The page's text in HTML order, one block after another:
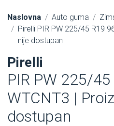
Naslovna Auto guma
Pirelli PIR PW 225/45 R19
nije dostupan
Pirelli
PIR PW 225/
WTCNT3 |
dostupan